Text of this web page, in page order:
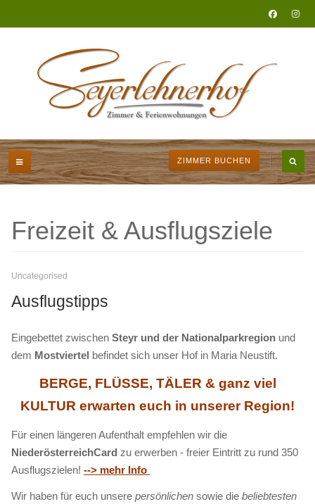
ZIMMER BUCHEN
Freizeit & Ausflugsziele
Uncategorised
Ausflugstipps
Eingebettet zwischen Steyr und der Nationalparkregion und
dem Mostviertel befindet sich unser Hof in Maria Neustift.
BERGE, FLÜSSE, TÄLER & ganz viel
KULTUR erwarten euch in unserer Region!
Für einen längeren Aufenthalt empfehlen wir die
NiederösterreichCard zu erwerben - freier Eintritt zu rund 350
Ausflugszielen! --> mehr Info
Wir haben für euch unsere persönlichen sowie die beliebtesten